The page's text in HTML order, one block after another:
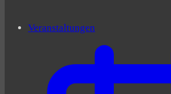
Veranstaltungen